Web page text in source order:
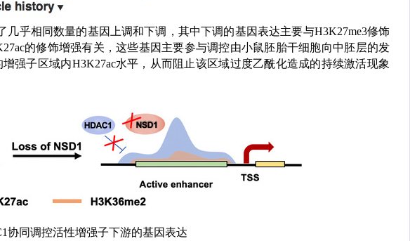
几乎相同数量的基因上调和下调 ，其中下调的基因表达主要与H3K27me3修饰
的修饰增强有关，这些基因主要参与调控由小鼠胚胎干细胞向中胚层的发
强子区域内H3K27ac水平，从而阻止该区域过度乙酰化造成的持续激活现象
协同调控活性增强子下游的基因表达